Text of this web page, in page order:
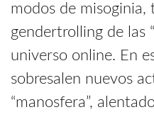
modos de misoginia,
gendertrolling de las
universo online. En
sobresalen nuevos
“manosfera”,